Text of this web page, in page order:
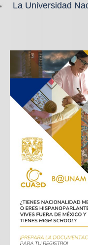
La Universidad